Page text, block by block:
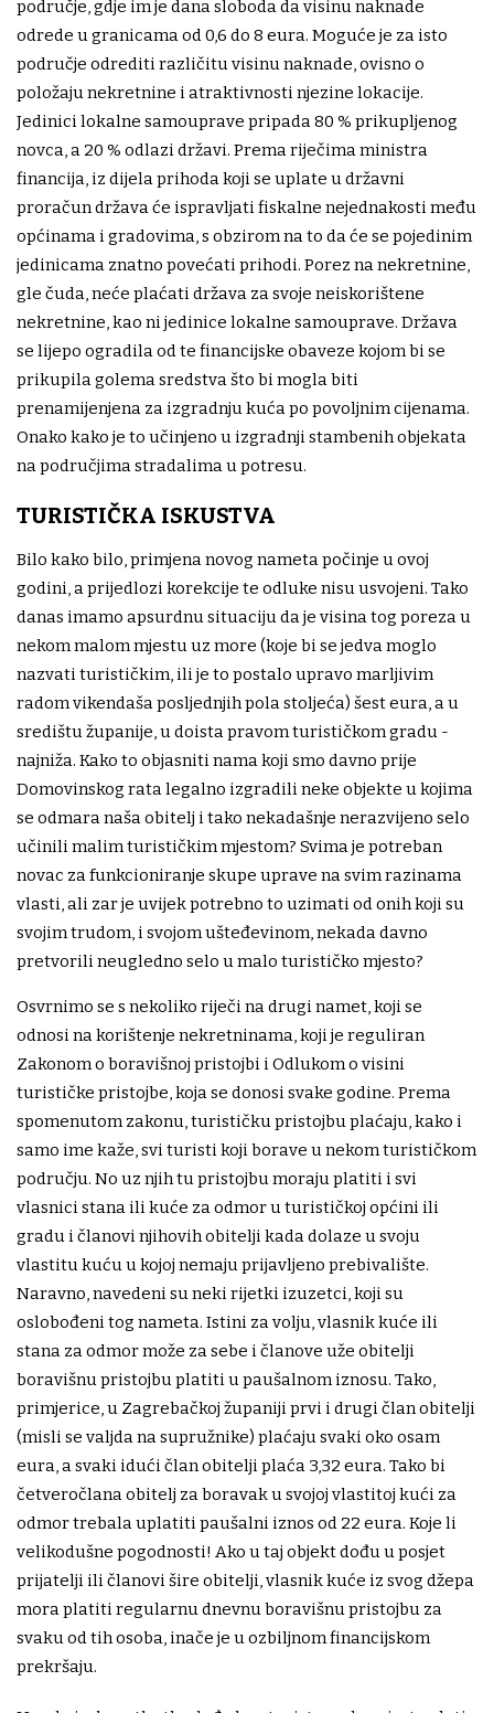
područje, gdje im je dana sloboda da visinu naknade
odrede u granicama od 0,6 do 8 eura. Moguće je za isto
područje odrediti različitu visinu naknade, ovisno o
položaju nekretnine i atraktivnosti njezine lokacije.
Jedinici lokalne samouprave pripada 80 % prikupljenog
novca, a 20 % odlazi državi. Prema riječima ministra
financija, iz dijela prihoda koji se uplate u državni
proračun država će ispravljati fiskalne nejednakosti među
općinama i gradovima, s obzirom na to da će se pojedinim
jedinicama znatno povećati prihodi. Porez na nekretnine,
gle čuda, neće plaćati država za svoje neiskorištene
nekretnine, kao ni jedinice lokalne samouprave. Država
se lijepo ogradila od te financijske obaveze kojom bi se
prikupila golema sredstva što bi mogla biti
prenamijenjena za izgradnju kuća po povoljnim cijenama.
Onako kako je to učinjeno u izgradnji stambenih objekata
na područjima stradalima u potresu.
TURISTIČKA ISKUSTVA
Bilo kako bilo, primjena novog nameta počinje u ovoj
godini, a prijedlozi korekcije te odluke nisu usvojeni. Tako
danas imamo apsurdnu situaciju da je visina tog poreza u
nekom malom mjestu uz more (koje bi se jedva moglo
nazvati turističkim, ili je to postalo upravo marljivim
radom vikendaša posljednjih pola stoljeća) šest eura, a u
središtu županije, u doista pravom turističkom gradu -
najniža. Kako to objasniti nama koji smo davno prije
Domovinskog rata legalno izgradili neke objekte u kojima
se odmara naša obitelj i tako nekadašnje nerazvijeno selo
učinili malim turističkim mjestom? Svima je potreban
novac za funkcioniranje skupe uprave na svim razinama
vlasti, ali zar je uvijek potrebno to uzimati od onih koji su
svojim trudom, i svojom ušteđevinom, nekada davno
pretvorili neugledno selo u malo turističko mjesto?
Osvrnimo se s nekoliko riječi na drugi namet, koji se
odnosi na korištenje nekretninama, koji je reguliran
Zakonom o boravišnoj pristojbi i Odlukom o visini
turističke pristojbe, koja se donosi svake godine. Prema
spomenutom zakonu, turističku pristojbu plaćaju, kako i
samo ime kaže, svi turisti koji borave u nekom turističkom
području. No uz njih tu pristojbu moraju platiti i svi
vlasnici stana ili kuće za odmor u turističkoj općini ili
gradu i članovi njihovih obitelji kada dolaze u svoju
vlastitu kuću u kojoj nemaju prijavljeno prebivalište.
Naravno, navedeni su neki rijetki izuzetci, koji su
oslobođeni tog nameta. Istini za volju, vlasnik kuće ili
stana za odmor može za sebe i članove uže obitelji
boravišnu pristojbu platiti u paušalnom iznosu. Tako,
primjerice, u Zagrebačkoj županiji prvi i drugi član obitelji
(misli se valjda na supružnike) plaćaju svaki oko osam
eura, a svaki idući član obitelji plaća 3,32 eura. Tako bi
četveročlana obitelj za boravak u svojoj vlastitoj kući za
odmor trebala uplatiti paušalni iznos od 22 eura. Koje li
velikodušne pogodnosti! Ako u taj objekt dođu u posjet
prijatelji ili članovi šire obitelji, vlasnik kuće iz svog džepa
mora platiti regularnu dnevnu boravišnu pristojbu za
svaku od tih osoba, inače je u ozbiljnom financijskom
prekršaju.